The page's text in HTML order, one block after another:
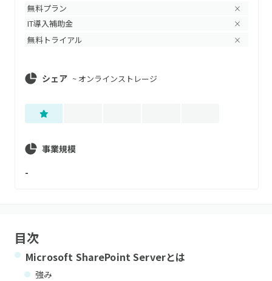
無料プラン ×
IT導入補助金 ×
無料トライアル ×
シェア ~ オンラインストレージ
事業規模
-
目次
Microsoft SharePoint Serverとは
強み